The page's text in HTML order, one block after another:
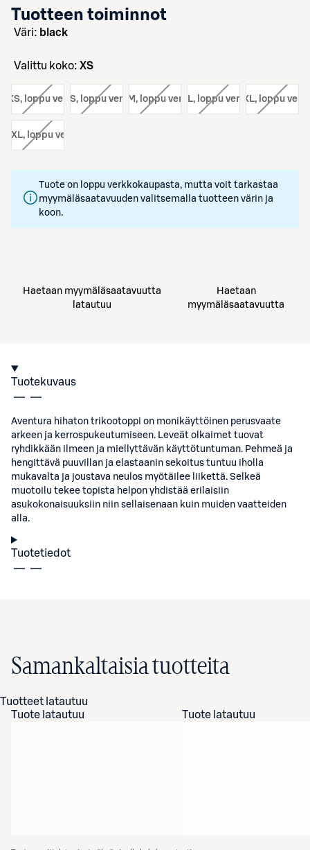
Tuotteen toiminnot
väri: black
Valittu koko: XS
XS, loppu verkosta
koko: S, loppu verkosta
koko: M, loppu verkosta
koko: L, loppu verkosta
koko: XL, loppu
XXL, loppu verkosta
Tuote on loppu verkkokaupasta, mutta voit tarkastaa
myymäläsaatavuuden valitsemalla tuotteen värin ja
koon.
Haetaan myymäläsaatavuutta
latautuu
Haetaan
myymäläsaatavuutta
Tuotekuvaus
Aventura hihaton trikootoppi on monikäyttöinen perusvaate
arkeen ja kerrospukeutumiseen. Leveät olkaimet tuovat
ryhdikkään ilmeen ja miellyttävän käyttötuntuman. Pehmeä ja
hengittävä puuvillan ja elastaanin sekoitus tuntuu iholla
mukavalta ja joustava neulos myötäilee liikettä. Selkeä
muotoilu tekee topista helpon yhdistää erilaisiin
asukokonaisuuksiin niin sellaisenaan kuin muiden vaatteiden
alla.
Tuotetiedot
Samankaltaisia tuotteita
Tuotteet latautuu
Tuote latautuu
Tuote latautuu